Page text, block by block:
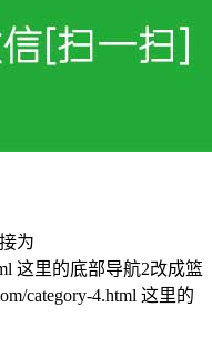
为
这里的底部导航2改成篮
category-4.html 这里的